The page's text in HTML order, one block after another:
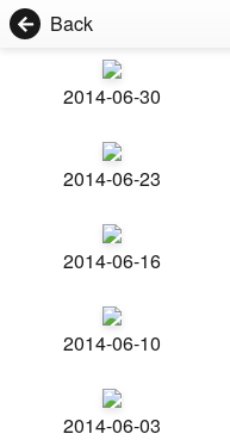
Back
2014-06-30
2014-06-23
2014-06-16
2014-06-10
2014-06-03